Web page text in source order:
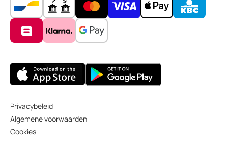
Privacybeleid
Algemene voorwaarden
Cookies